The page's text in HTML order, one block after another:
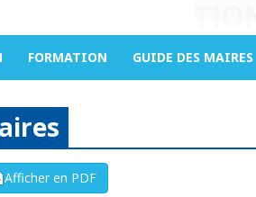
FORMATION GUIDE DES MAIRES